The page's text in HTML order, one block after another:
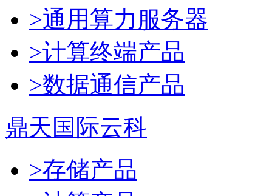
>通用算力服务器
>计算终端产品
>数据通信产品
鼎天国际云科
>存储产品